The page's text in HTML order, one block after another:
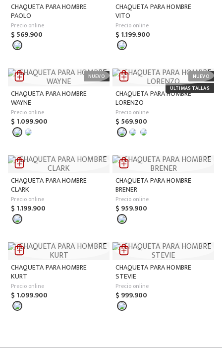
CHAQUETA PARA HOMBRE
PAOLO
Precio online
$ 569.900
CHAQUETA PARA HOMBRE
VITO
Precio online
$ 1.199.900
CHAQUETA PARA HOMBRE
WAYNE
Precio online
$ 1.099.900
CHAQUETA PARA HOMBRE
LORENZO
Precio online
$ 569.900
CHAQUETA PARA HOMBRE
CLARK
Precio online
$ 1.199.900
CHAQUETA PARA HOMBRE
BRENER
Precio online
$ 959.900
CHAQUETA PARA HOMBRE
KURT
Precio online
$ 1.099.900
CHAQUETA PARA HOMBRE
STEVIE
Precio online
$ 999.900